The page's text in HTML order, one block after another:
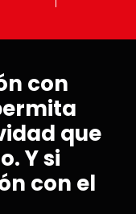
con
que
Y si
con el